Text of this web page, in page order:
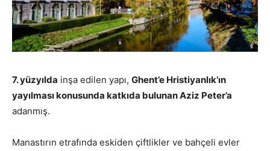
7. yüzyılda inşa edilen yapı, Ghent’e Hristiyanlık’ın
yayılması konusunda katkıda bulunan Aziz Peter’a
adanmış.
Manastırın etrafında eskiden çiftlikler ve bahçeli evler